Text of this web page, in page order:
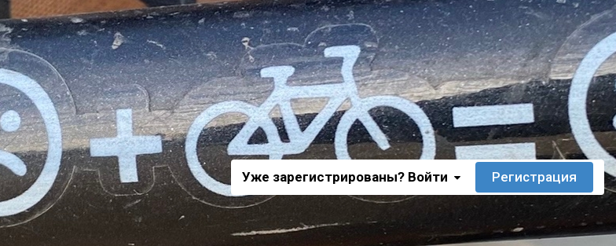
Уже зарегистрированы? Войти Регистрация